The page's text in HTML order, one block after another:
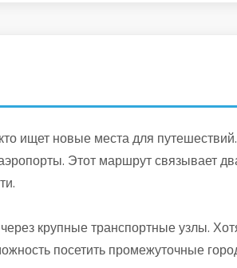
ищет новые места для
Этот маршрут связывает
крупные транспортные узлы.
посетить промежуточные